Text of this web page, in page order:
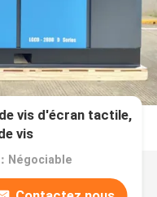
vis d'écran tactile,
vis
Négociable